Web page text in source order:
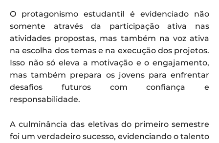
O protagonismo estudantil é evidenciado não
somente através da participação ativa nas
atividades propostas, mas também na voz ativa
na escolha dos temas e na execução dos projetos.
Isso não só eleva a motivação e o engajamento,
mas também prepara os jovens para enfrentar
desafios futuros com confiança e
responsabilidade.
A culminância das eletivas do primeiro semestre
foi um verdadeiro sucesso, evidenciando o talento